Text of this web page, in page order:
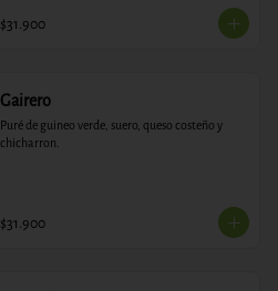
$31.900
Gairero
Puré de guineo verde, suero, queso costeño y
chicharron.
$31.900